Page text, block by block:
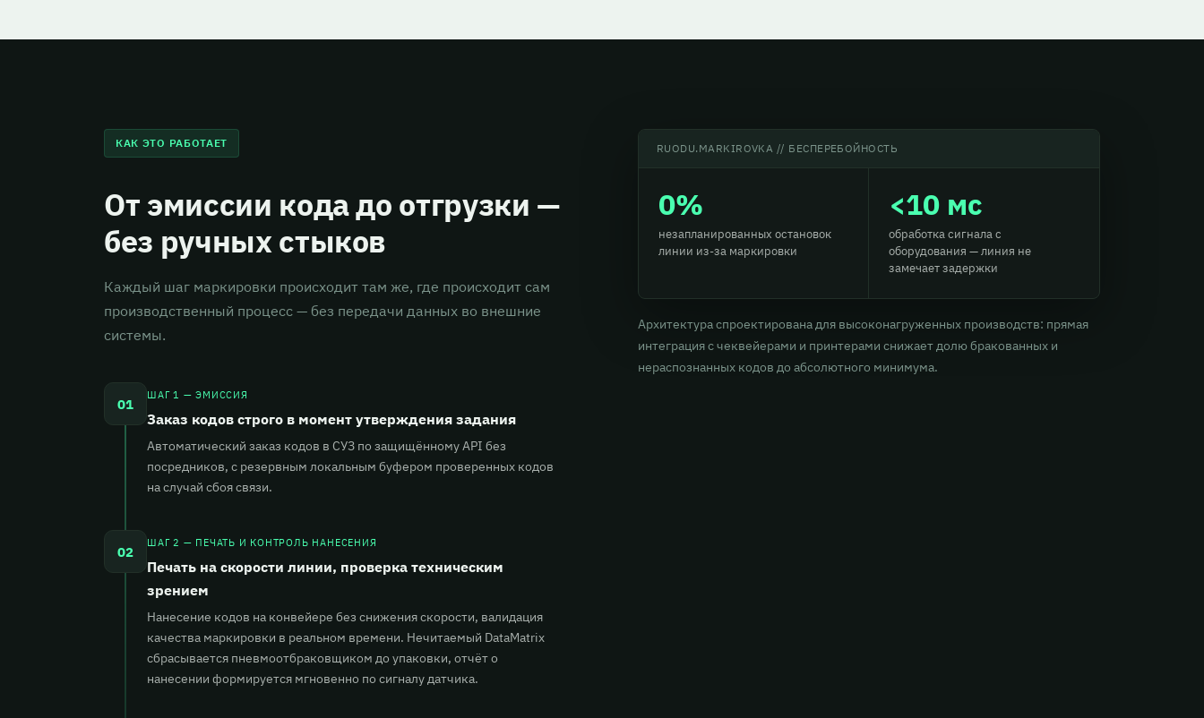
КАК ЭТО РАБОТАЕТ
От эмиссии кода до отгрузки —
без ручных стыков
Каждый шаг маркировки происходит там же, где происходит сам
производственный процесс — без передачи данных во внешние
системы.
01 ШАГ 1 — ЭМИССИЯ
Заказ кодов строго в момент утверждения задания
Автоматический заказ кодов в СУЗ по защищённому API без
посредников, с резервным локальным буфером проверенных кодов
на случай сбоя связи.
02 ШАГ 2 — ПЕЧАТЬ И КОНТРОЛЬ НАНЕСЕНИЯ
Печать на скорости линии, проверка техническим
зрением
Нанесение кодов на конвейере без снижения скорости, валидация
качества маркировки в реальном времени. Нечитаемый DataMatrix
сбрасывается пневмоотбраковщиком до упаковки, отчёт о
нанесении формируется мгновенно по сигналу датчика.
RUODU.MARKIROVKA // БЕСПЕРЕБОЙНОСТЬ
0%
незапланированных остановок
линии из-за маркировки
<10 мс
обработка сигнала с
оборудования — линия не
замечает задержки
Архитектура спроектирована для высоконагруженных производств: прямая
интеграция с чеквейерами и принтерами снижает долю бракованных и
нераспознанных кодов до абсолютного минимума.